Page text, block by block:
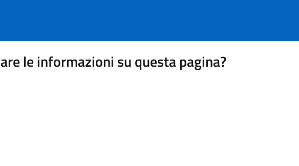
le informazioni su questa pagina?